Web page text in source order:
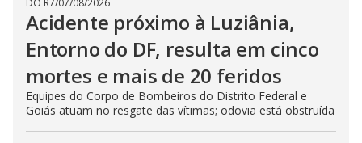
DO R7/07/08/2026
Acidente próximo à Luziânia,
Entorno do DF, resulta em cinco
mortes e mais de 20 feridos
Equipes do Corpo de Bombeiros do Distrito Federal e
Goiás atuam no resgate das vítimas; odovia está obstruída